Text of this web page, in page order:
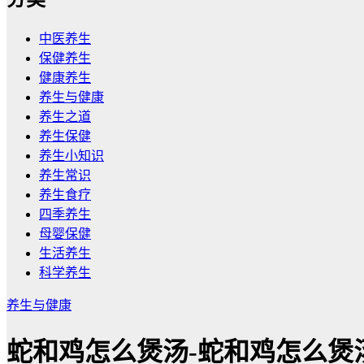
中医养生
保健养生
健康养生
养生与健康
养生之道
养生保健
养生小知识
养生常识
养生食疗
四季养生
母婴保健
生活养生
科学养生
养生与健康
蛇和鸡怎么煲汤-蛇和鸡怎么煲